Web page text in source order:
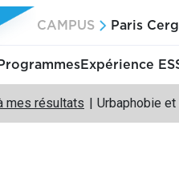
CAMPUS Paris
ProgrammesExpérience
mes résultats Urbaphobie et